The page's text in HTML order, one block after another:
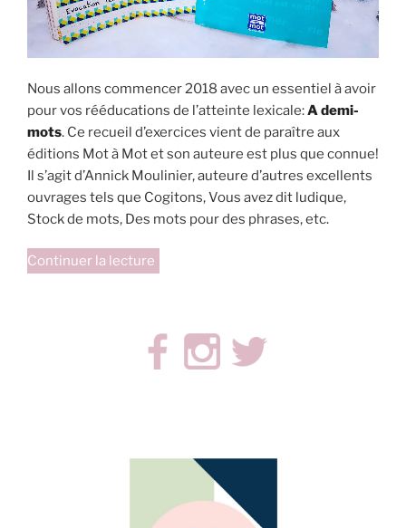
Nous allons commencer 2018 avec un essentiel à avoir
pour vos rééducations de l’atteinte lexicale:A demi-
mots. Ce recueil d’exercices vient de paraître aux
éditions Mot à Mot et son auteure est plus que connue!
Il s’agit d’Annick Moulinier, auteure d’autres excellents
ouvrages tels que Cogitons, Vous avez dit ludique,
Stock de mots, Des mots pour des phrases, etc.
Continuer la lecture